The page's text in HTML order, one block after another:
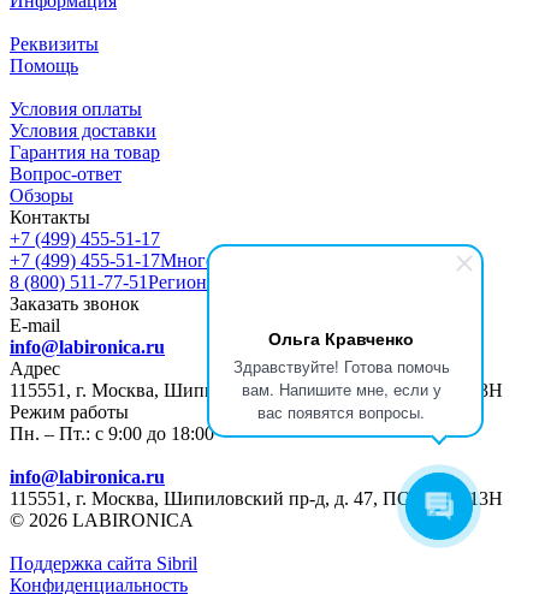
Ольга Кравченко
Здравствуйте! Готова помочь
вам. Напишите мне, если у
вас появятся вопросы.
Реквизиты
Помощь
Условия оплаты
Условия доставки
Гарантия на товар
Вопрос-ответ
Обзоры
Контакты
+7 (499) 455-51-17
+7 (499) 455-51-17Многоканальный
8 (800) 511-77-51Регионы РФ
Заказать звонок
E-mail
info@labironica.ru
Адрес
115551, г. Москва, Шипиловский пр-д, д. 47, ПОМЕЩ. 13Н
Режим работы
Пн. – Пт.: с 9:00 до 18:00
info@labironica.ru
115551, г. Москва, Шипиловский пр-д, д. 47, ПОМЕЩ. 13Н
© 2026 LABIRONICA
Поддержка сайта Sibril
Конфиденциальность